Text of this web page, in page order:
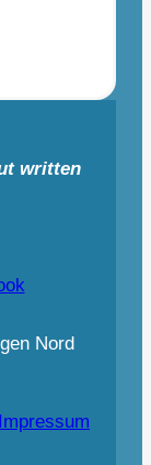
written
Nord
Impressum